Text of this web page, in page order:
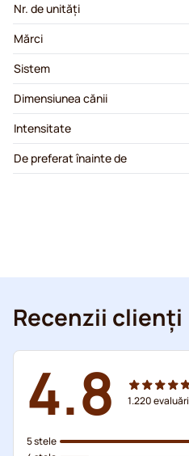
Nr. de unități
Mărci
Sistem
Dimensiunea cănii
Intensitate
De preferat înainte de
Recenzii clienți
4.8 1.220evaluări
5 stele